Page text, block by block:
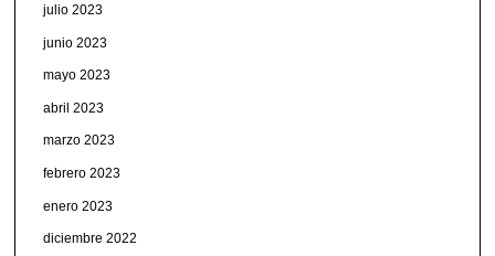
julio 2023
junio 2023
mayo 2023
abril 2023
marzo 2023
febrero 2023
enero 2023
diciembre 2022